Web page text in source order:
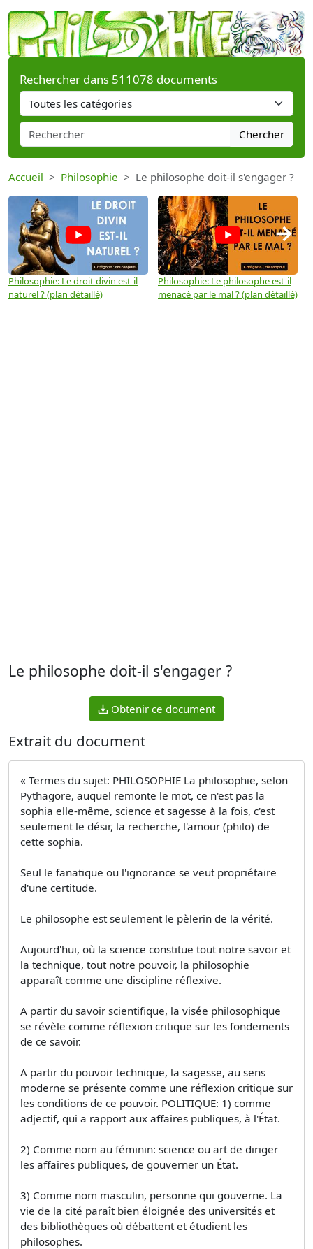
Rechercher dans 511078 documents
Chercher
Accueil Philosophie Le philosophe doit-il s'engager ?
Philosophie: Le droit divin est-il
naturel ? (plan détaillé)
Philosophie: Le philosophe est-il
menacé par le mal ? (plan détaillé)
→
Le philosophe doit-il s'engager ?
Obtenir ce document
Extrait du document
« Termes du sujet: PHILOSOPHIE La philosophie, selon
Pythagore, auquel remonte le mot, ce n'est pas la
sophia elle-même, science et sagesse à la fois, c'est
seulement le désir, la recherche, l'amour (philo) de
cette sophia.
Seul le fanatique ou l'ignorance se veut propriétaire
d'une certitude.
Le philosophe est seulement le pèlerin de la vérité.
Aujourd'hui, où la science constitue tout notre savoir et
la technique, tout notre pouvoir, la philosophie
apparaît comme une discipline réflexive.
A partir du savoir scientifique, la visée philosophique
se révèle comme réflexion critique sur les fondements
de ce savoir.
A partir du pouvoir technique, la sagesse, au sens
moderne se présente comme une réflexion critique sur
les conditions de ce pouvoir. POLITIQUE: 1) comme
adjectif, qui a rapport aux affaires publiques, à l'État.
2) Comme nom au féminin: science ou art de diriger
les affaires publiques, de gouverner un État.
3) Comme nom masculin, personne qui gouverne. La
vie de la cité paraît bien éloignée des universités et
des bibliothèques où débattent et étudient les
philosophes.